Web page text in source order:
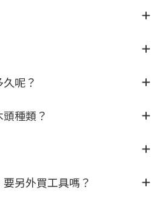
呢？
種類？
另外買工具嗎？